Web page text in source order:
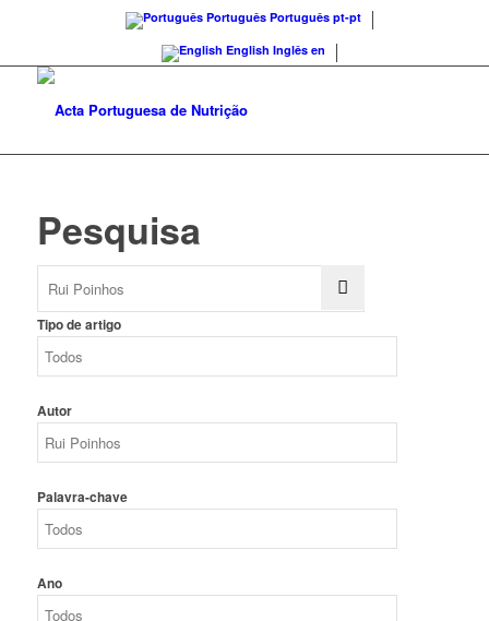
Português Português pt-pt
English Inglês en
Pesquisa
Tipo de artigo
Autor
Palavra-chave
Ano